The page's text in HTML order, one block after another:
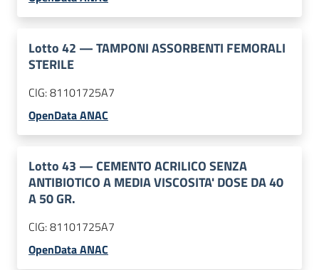
Lotto42 —TAMPONI ASSORBENTI FEMORALI
STERILE
CIG:81101725A7
OpenData ANAC
Lotto43 —CEMENTO ACRILICO SENZA
ANTIBIOTICO A MEDIA VISCOSITA' DOSE DA 40
A 50 GR.
CIG:81101725A7
OpenData ANAC